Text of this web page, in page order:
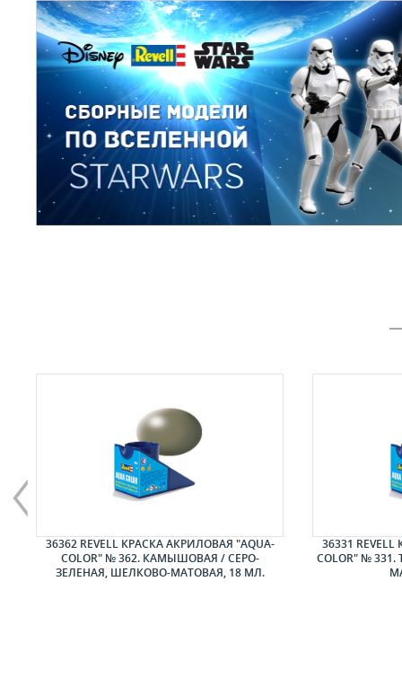
36362 REVELL КРАСКА АКРИЛОВАЯ "AQUA-
COLOR" № 362. КАМЫШОВАЯ / СЕРО-
ЗЕЛЕНАЯ, ШЕЛКОВО-МАТОВАЯ, 18 МЛ.
36331
COLOR" №